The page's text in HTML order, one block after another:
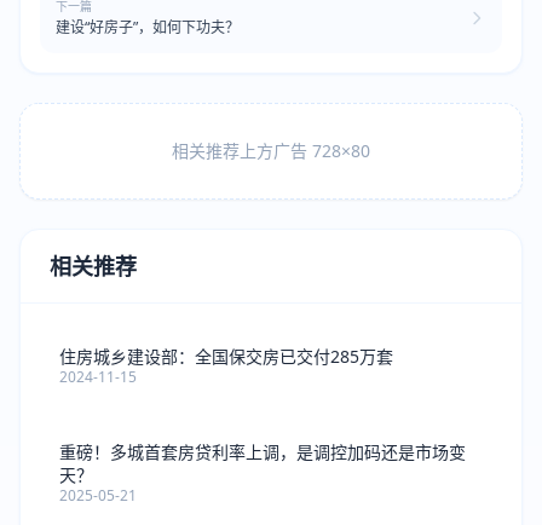
下一篇
建设“好房子”，如何下功夫？
相关推荐上方广告 728×80
相关推荐
住房城乡建设部：全国保交房已交付285万套
2024-11-15
重磅！多城首套房贷利率上调，是调控加码还是市场变
天？
2025-05-21